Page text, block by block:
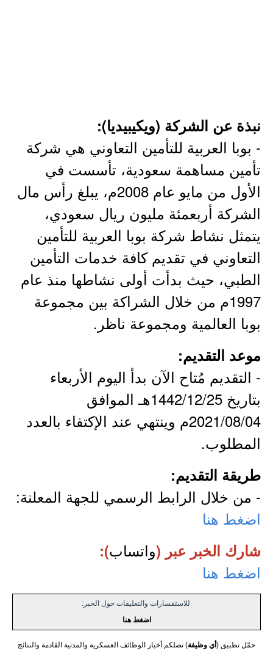
نبذة عن الشركة (ويكيبيديا):
- بوبا العربية للتأمين التعاوني هي شركة
تأمين مساهمة سعودية، تأسست في
الأول من مايو عام 2008م، يبلغ رأس مال
الشركة أربعمئة مليون ريال سعودي،
يتمثل نشاط شركة بوبا العربية للتأمين
التعاوني في تقديم كافة خدمات التأمين
الطبي، حيث بدأت أولى نشاطها منذ عام
1997م من خلال الشراكة بين مجموعة
بوبا العالمية ومجموعة ناظر.
موعد التقديم:
- التقديم مُتاح الآن بدأ اليوم الأربعاء
بتاريخ 1442/12/25هـ الموافق
2021/08/04م وينتهي عند الإكتفاء بالعدد
المطلوب.
طريقة التقديم:
- من خلال الرابط الرسمي للجهة المعلنة:
اضغط هنا
شارك الخبر عبر (واتساب):
اضغط هنا
للاستفسارات والتعليقات حول الخبر:
اضغط هنا
حمّل تطبيق ( أي وظيفة) تصلكم أخبار الوظائف العسكرية والمدنية القادمة والنتائج